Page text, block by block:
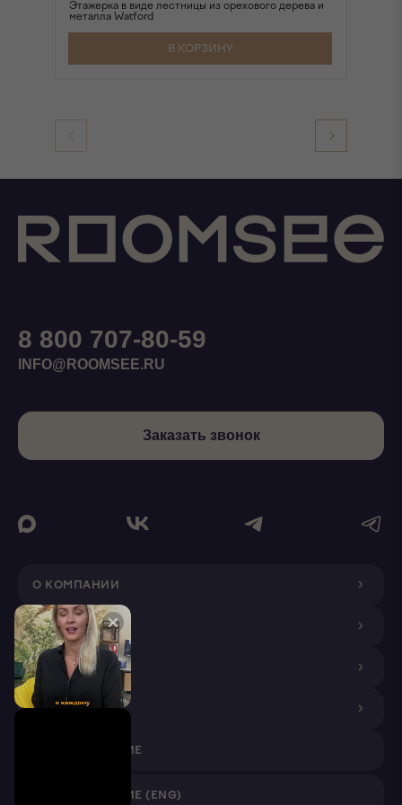
Этажерка в виде лестницы из орехового дерева и
металла Watford
В КОРЗИНУ
О КОМПАНИИ
ДИЗАЙНЕРАМ
ПОКУПАТЕЛЯМ
ПАРТНЕРАМ
VR ПРИЛОЖЕНИЕ
VR ПРИЛОЖЕНИЕ (ENG)
8 800 707-80-59
INFO@ROOMSEE.RU
Заказать звонок